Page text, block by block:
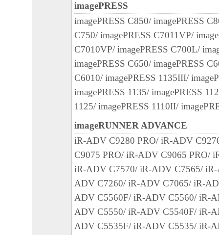
SOFTWARE EVEN IF EITHER CANON,
SUBSIDIARIES OR AFFILIATES, THEIR
DEALERS OR CANON'S LICENSORS
ADVISED OF THE P OS SIBILITY OF
SOME STATES OR LEGAL
ALLOW THE LIMITATION OR
FOR INCIDENTAL OR CONSEQUENTIAL
PERSONAL INJURY OR DEATH
ABOVE LIMITATION OR EXCLUSION
TO YOU.
[RELEASE OF LIABILITY] TO THE FULL
PERMITTED BY APPLICABLE LAW, YOU
RELEASE CANON, CANON'S
AFFILIATES, THEIR DISTRIBUTORS,
CANON'S LICENSORS FROM ANY AND
ARISING FROM OR RELATED TO ALL
imagePRESS
imagePRESS C850/ imagePRESS
C750/ imagePRESS C7011VP/
C7010VP/ imagePRESS C700L/
imagePRESS C650/ imagePRESS
C6010/ imagePRESS 1135III/
imagePRESS 1135/ imagePRESS
1125/ imagePRESS 1110II/
imageRUNNER ADVANCE
iR-ADV C9280 PRO/ iR-ADV
C9075 PRO/ iR-ADV C9065 PRO/
iR-ADV C7570/ iR-ADV C7565/
ADV C7260/ iR-ADV C7065/ iR-
ADV C5560F/ iR-ADV C5560/ iR-
ADV C5550/ iR-ADV C5540F/ iR-
ADV C5535F/ iR-ADV C5535/ iR-